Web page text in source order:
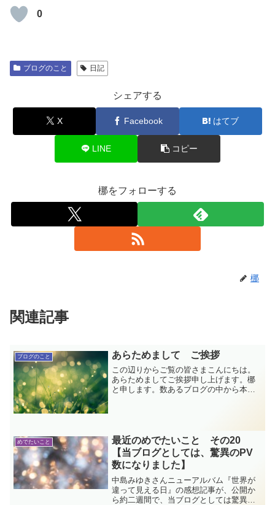
0
ブログのこと 日記
シェアする
X Facebook はてブ
LINE コピー
梛をフォローする
梛
関連記事
ブログのこと あらためまして ご挨拶
この辺りからご覧の皆さまこんにちは。
あらためましてご挨拶申し上げます。梛
と申します。数あるブログの中から本日
めでたいこと
最近のめでたいこと その20
【当ブログとしては、驚異のPV
数になりました】
中島みゆきさんニューアルバム『世界が
違って見える日』の感想記事が、公開か
ら約二週間で、当ブログとしては驚異の